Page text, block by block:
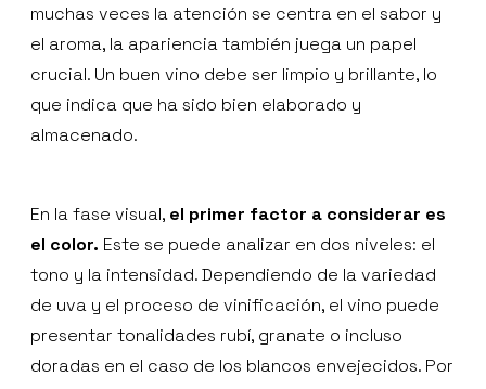
muchas veces la atención se centra en el sabor y
el aroma, la apariencia también juega un papel
crucial. Un buen vino debe ser limpio y brillante, lo
que indica que ha sido bien elaborado y
almacenado.
En la fase visual, el primer factor a considerar es
el color. Este se puede analizar en dos niveles: el
tono y la intensidad. Dependiendo de la variedad
de uva y el proceso de vinificación, el vino puede
presentar tonalidades rubí, granate o incluso
doradas en el caso de los blancos envejecidos. Por